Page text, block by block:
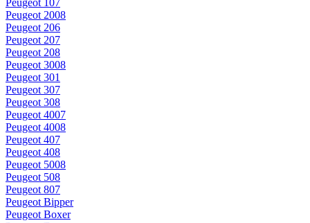
Peugeot 107
Peugeot 2008
Peugeot 206
Peugeot 207
Peugeot 208
Peugeot 3008
Peugeot 301
Peugeot 307
Peugeot 308
Peugeot 4007
Peugeot 4008
Peugeot 407
Peugeot 408
Peugeot 5008
Peugeot 508
Peugeot 807
Peugeot Bipper
Peugeot Boxer